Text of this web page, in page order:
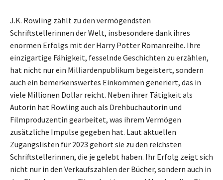
J.K. Rowling zählt zu den vermögendsten
Schriftstellerinnen der Welt, insbesondere dank ihres
enormen Erfolgs mit der Harry Potter Romanreihe. Ihre
einzigartige Fähigkeit, fesselnde Geschichten zu erzählen,
hat nicht nur ein Milliardenpublikum begeistert, sondern
auch ein bemerkenswertes Einkommen generiert, das in
viele Millionen Dollar reicht. Neben ihrer Tätigkeit als
Autorin hat Rowling auch als Drehbuchautorin und
Filmproduzentin gearbeitet, was ihrem Vermögen
zusätzliche Impulse gegeben hat. Laut aktuellen
Zugangslisten für 2023 gehört sie zu den reichsten
Schriftstellerinnen, die je gelebt haben. Ihr Erfolg zeigt sich
nicht nur in den Verkaufszahlen der Bücher, sondern auch in